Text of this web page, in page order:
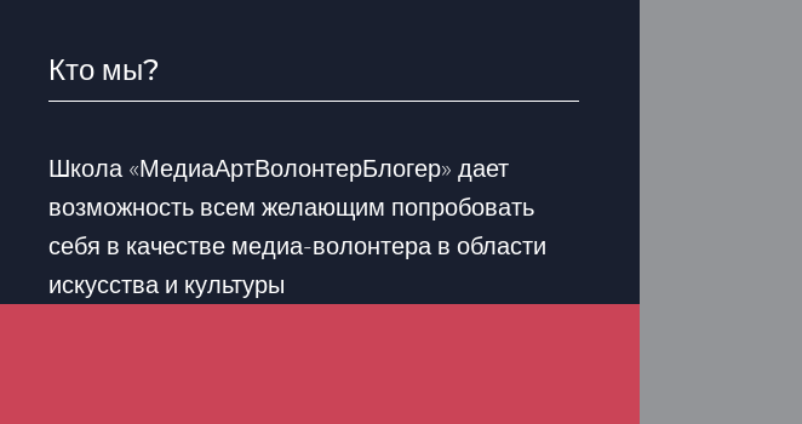
Кто мы?
Школа «МедиаАртВолонтерБлогер» дает
возможность всем желающим попробовать
себя в качестве медиа-волонтера в области
искусства и культуры